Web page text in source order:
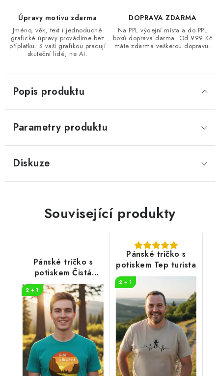
Úpravy motivu zdarma
Jméno, věk, text i jednoduché
grafické úpravy provádíme bez
příplatku. S vaší grafikou pracují
skuteční lidé, ne AI.
DOPRAVA ZDARMA
Na PPL výdejní místa a do PPL
boxů doprava darma. Od 999 Kč
máte zdarma veškerou dopravu.
Popis produktu
Parametry produktu
Diskuze
Související produkty
Pánské tričko s
potiskem Čistá
záležitost
2 + 1
Pánské tričko s
potiskem Tep turista
2 + 1